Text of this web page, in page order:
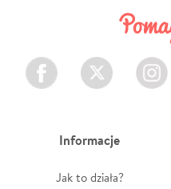
Facebook Twitter
Informacje
Jak to działa?